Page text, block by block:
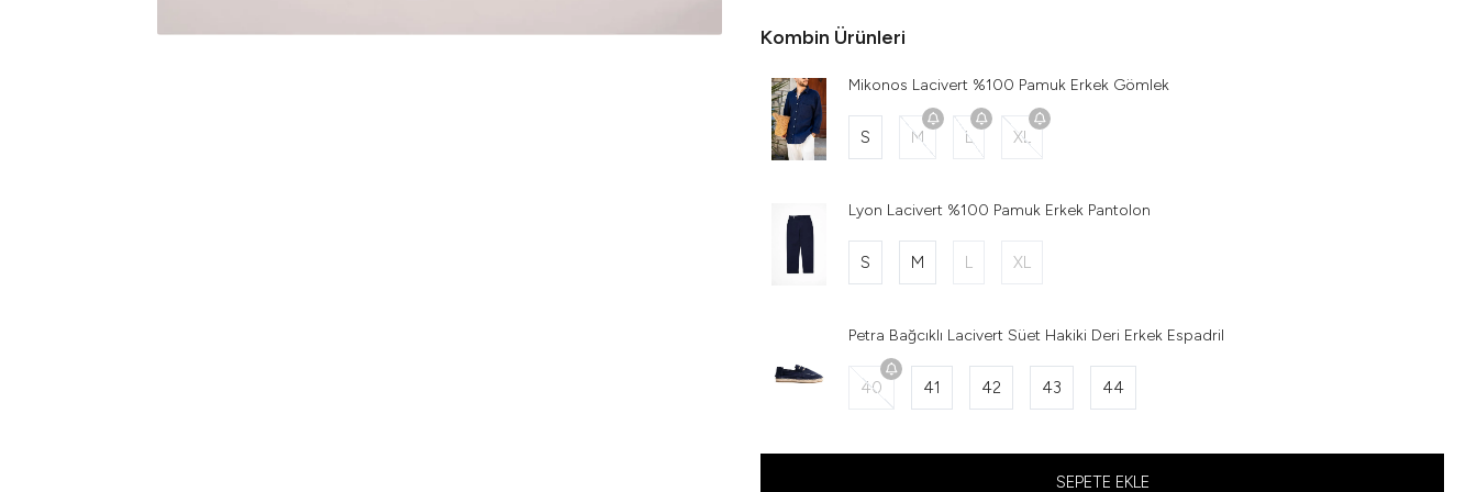
Kombin Ürünleri
Mikonos Lacivert %100 Pamuk Erkek Gömlek
S M L XL
Lyon Lacivert %100 Pamuk Erkek Pantolon
S M L XL
Petra Bağcıklı Lacivert Süet Hakiki Deri Erkek Espadril
40 41 42 43 44
SEPETE EKLE